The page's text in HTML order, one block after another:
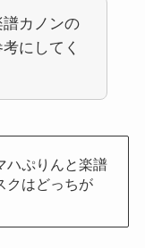
カノンの
にしてく
ハぷりんと楽譜
クはどっちが